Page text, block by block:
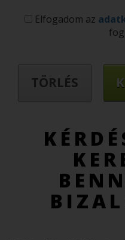
Elfogadom az